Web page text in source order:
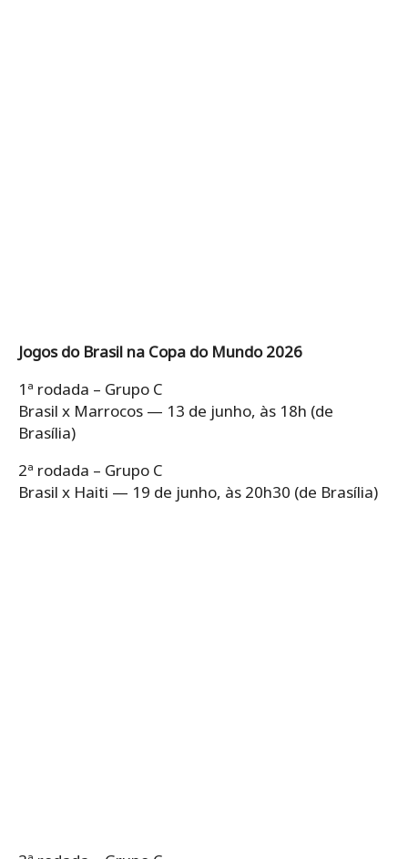
Jogos do Brasil na Copa do Mundo 2026
1ª rodada – Grupo C
Brasil x Marrocos — 13 de junho, às 18h (de
Brasília)
2ª rodada – Grupo C
Brasil x Haiti — 19 de junho, às 20h30 (de Brasília)